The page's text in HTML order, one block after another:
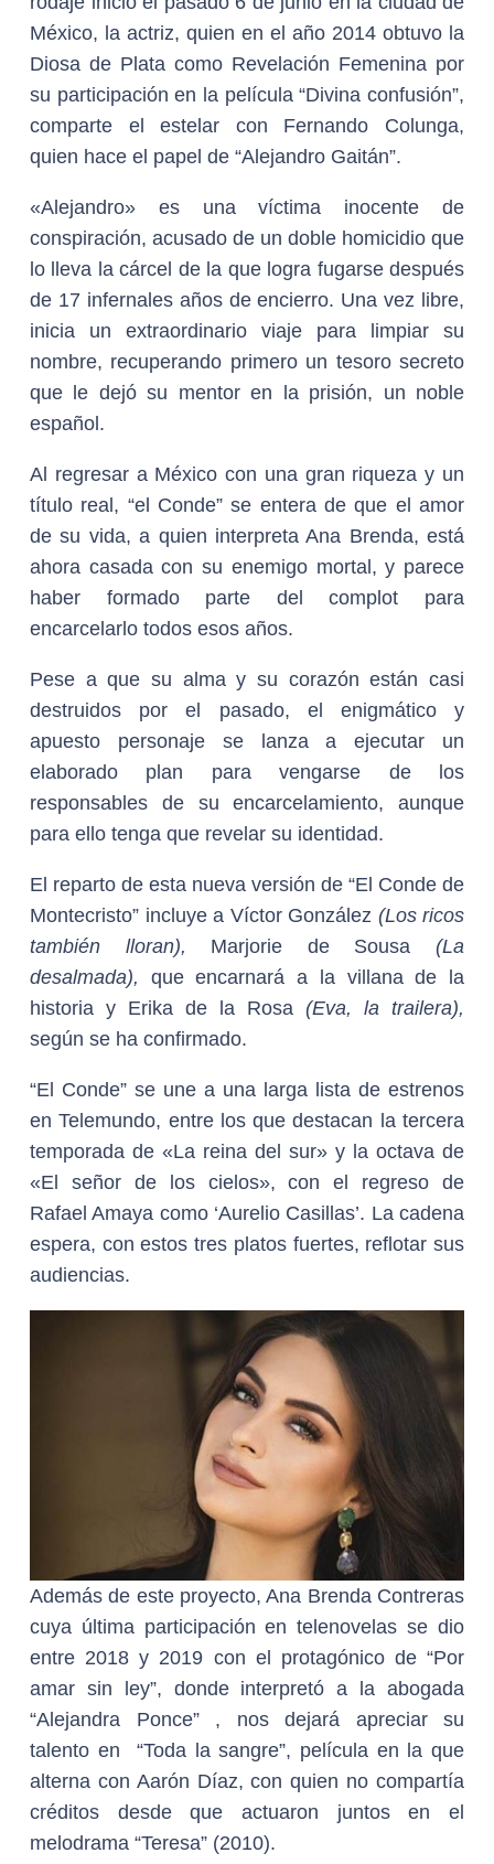
México, la actriz, quien en el año 2014 obtuvo la
Diosa de Plata como Revelación Femenina por
su participación en la película “Divina confusión”,
comparte el estelar con Fernando Colunga,
quien hace el papel de “Alejandro Gaitán”.
«Alejandro» es una víctima inocente de
conspiración, acusado de un doble homicidio que
lo lleva la cárcel de la que logra fugarse después
de 17 infernales años de encierro. Una vez libre,
inicia un extraordinario viaje para limpiar su
nombre, recuperando primero un tesoro secreto
que le dejó su mentor en la prisión, un noble
español.
Al regresar a México con una gran riqueza y un
título real, “el Conde” se entera de que el amor
de su vida, a quien interpreta Ana Brenda, está
ahora casada con su enemigo mortal, y parece
haber formado parte del complot para
encarcelarlo todos esos años.
Pese a que su alma y su corazón están casi
destruidos por el pasado, el enigmático y
apuesto personaje se lanza a ejecutar un
elaborado plan para vengarse de los
responsables de su encarcelamiento, aunque
para ello tenga que revelar su identidad.
El reparto de esta nueva versión de “El Conde de
Montecristo” incluye a Víctor González (Los ricos
también lloran), Marjorie de Sousa(La
desalmada), que encarnará a la villana de la
historia y Erika de la Rosa (Eva, la trailera),
según se ha confirmado.
“El Conde” se une a una larga lista de estrenos
en Telemundo, entre los que destacan la tercera
temporada de «La reina del sur» y la octava de
«El señor de los cielos», con el regreso de
Rafael Amaya como ‘Aurelio Casillas’. La cadena
espera, con estos tres platos fuertes, reflotar sus
audiencias.
Además de este proyecto, Ana Brenda Contreras
cuya última participación en telenovelas se dio
entre 2018 y 2019 con el protagónico de “Por
amar sin ley”, donde interpretó a la abogada
“Alejandra Ponce” , nos dejará apreciar su
talento en “Toda la sangre”, película en la que
alterna con Aarón Díaz, con quien no compartía
créditos desde que actuaron juntos en el
melodrama “Teresa” (2010).